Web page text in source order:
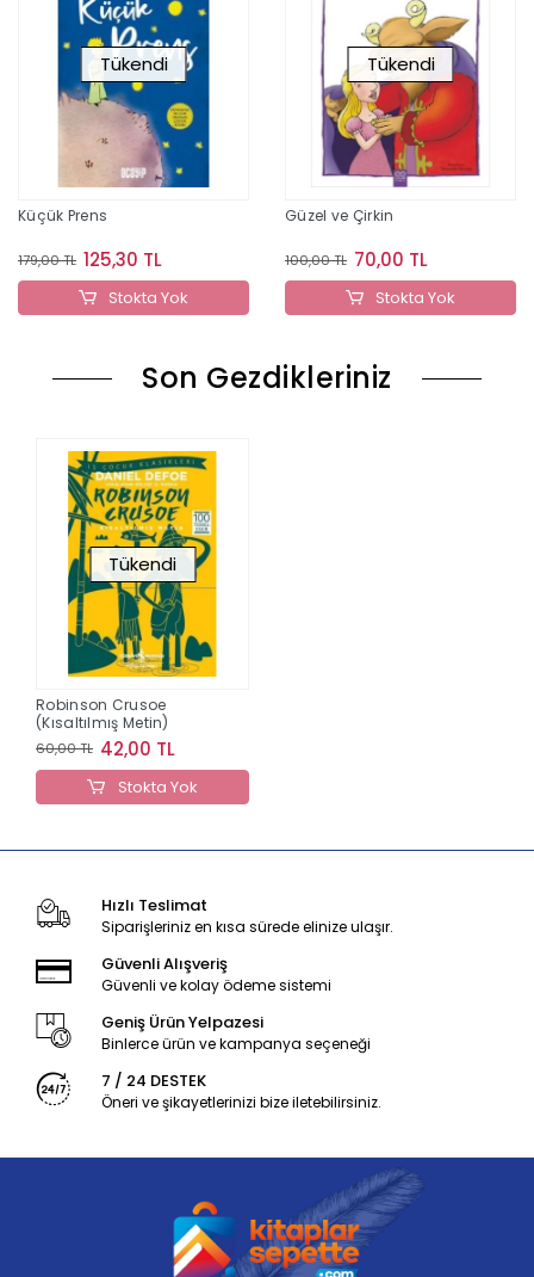
Tükendi
Küçük Prens
179,00 TL 125,30 TL
Stokta Yok
Tükendi
Güzel ve Çirkin
100,00 TL 70,00 TL
Stokta Yok
Son Gezdikleriniz
Tükendi
Robinson Crusoe
(Kısaltılmış Metin)
60,00 TL 42,00 TL
Stokta Yok
Hızlı Teslimat
Siparişleriniz en kısa sürede elinize ulaşır.
Güvenli Alışveriş
Güvenli ve kolay ödeme sistemi
Geniş Ürün Yelpazesi
Binlerce ürün ve kampanya seçeneği
7 / 24 DESTEK
Öneri ve şikayetlerinizi bize iletebilirsiniz.